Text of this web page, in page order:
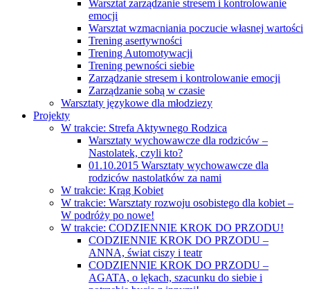
Warsztat zarządzanie stresem i kontrolowanie
emocji
Warsztat wzmacniania poczucie własnej wartości
Trening asertywności
Trening Automotywacji
Trening pewności siebie
Zarządzanie stresem i kontrolowanie emocji
Zarządzanie sobą w czasie
Warsztaty językowe dla młodziezy
Projekty
W trakcie: Strefa Aktywnego Rodzica
Warsztaty wychowawcze dla rodziców –
Nastolatek, czyli kto?
01.10.2015 Warsztaty wychowawcze dla
rodziców nastolatków za nami
W trakcie: Krąg Kobiet
W trakcie: Warsztaty rozwoju osobistego dla kobiet –
W podróży po nowe!
W trakcie: CODZIENNIE KROK DO PRZODU!
CODZIENNIE KROK DO PRZODU –
ANNA, świat ciszy i teatr
CODZIENNIE KROK DO PRZODU –
AGATA, o lękach, szacunku do siebie i